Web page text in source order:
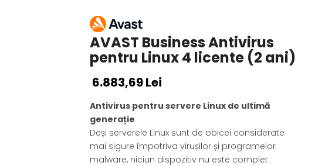
AVAST Business Antivirus
pentru Linux 4 licente (2 ani)
6.883,69 Lei
Antivirus pentru servere Linux de ultimă
generație
Deși serverele Linux sunt de obicei considerate
mai sigure împotriva virușilor și programelor
malware, niciun dispozitiv nu este complet